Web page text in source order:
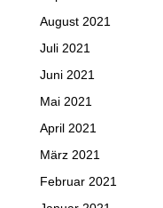
August 2021
Juli 2021
Juni 2021
Mai 2021
April 2021
März 2021
Februar 2021